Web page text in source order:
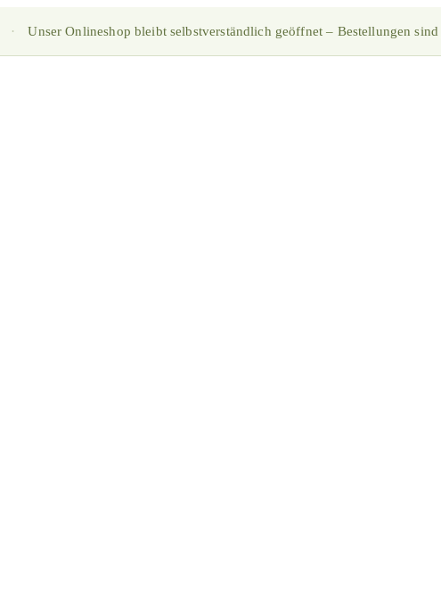
· Unser Onlineshop bleibt selbstverständlich geöffnet – Bestellungen